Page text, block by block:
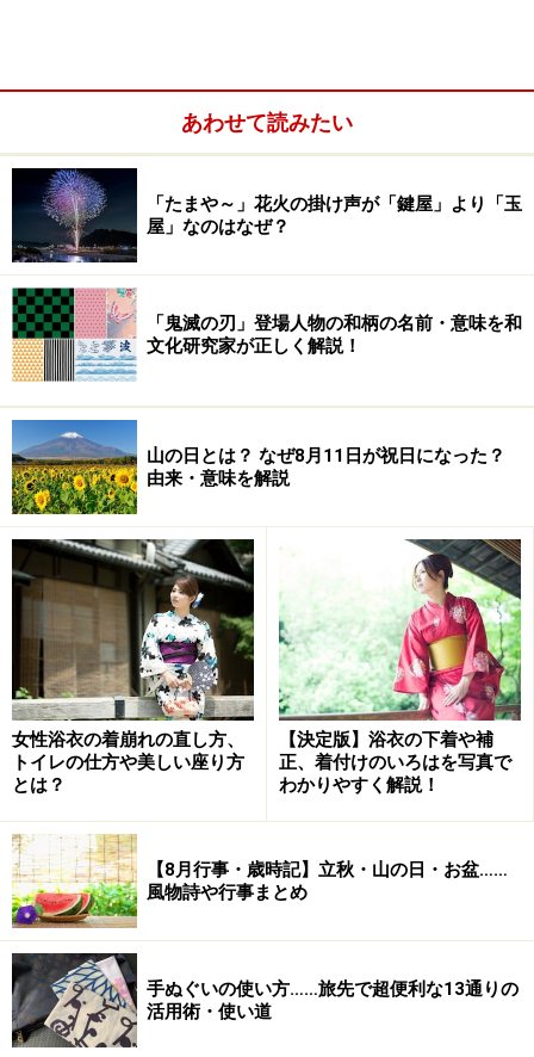
上では秋となりました」「立秋を迎え秋となりました
が」などのフレーズがよく使われます。しかし、まだか
なり暑い日が続くため、立秋以降の暑さを「残暑」とい
います。また、「暑中見舞い」は立秋以降「残暑見舞
い」に変わります。
二十四節気では、立秋の前が最も暑い頃という意味の
「大暑」、立秋の次は暑さが峠を超えて朝晩に初秋を感
じる頃という意味の「処暑」となります。気象や体感的
には夏真っ盛りの時期ですが、立秋を迎えると、いつま
でもこの暑さが続くわけではなく、秋に向かっていくん
だという感じになります。
▷立秋とは？ 今年はいつ？ 意味や過ごし方を解説
▷暑中見舞い・残暑見舞いとは？ 意味・時期や書き方マ
ナー
▷ 暑中見舞い文例：ビジネスから友人向けまで４パター
ン解説
▷残暑見舞いの書き方マナー・例文、いつまでに送る？
あわせて読みたい
「たまや～」花火の掛け声が「鍵屋」より「玉
屋」なのはなぜ？
「鬼滅の刃」登場人物の和柄の名前・意味を和
文化研究家が正しく解説！
山の日とは？ なぜ8月11日が祝日になった？
由来・意味を解説
女性浴衣の着崩れの直し方、
トイレの仕方や美しい座り方
とは？
【決定版】浴衣の下着や補
正、着付けのいろはを写真で
わかりやすく解説！
【8月行事・歳時記】立秋・山の日・お盆……
風物詩や行事まとめ
手ぬぐいの使い方……旅先で超便利な13通りの
活用術・使い道